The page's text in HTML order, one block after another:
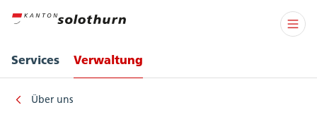
Services Verwaltung
Über uns